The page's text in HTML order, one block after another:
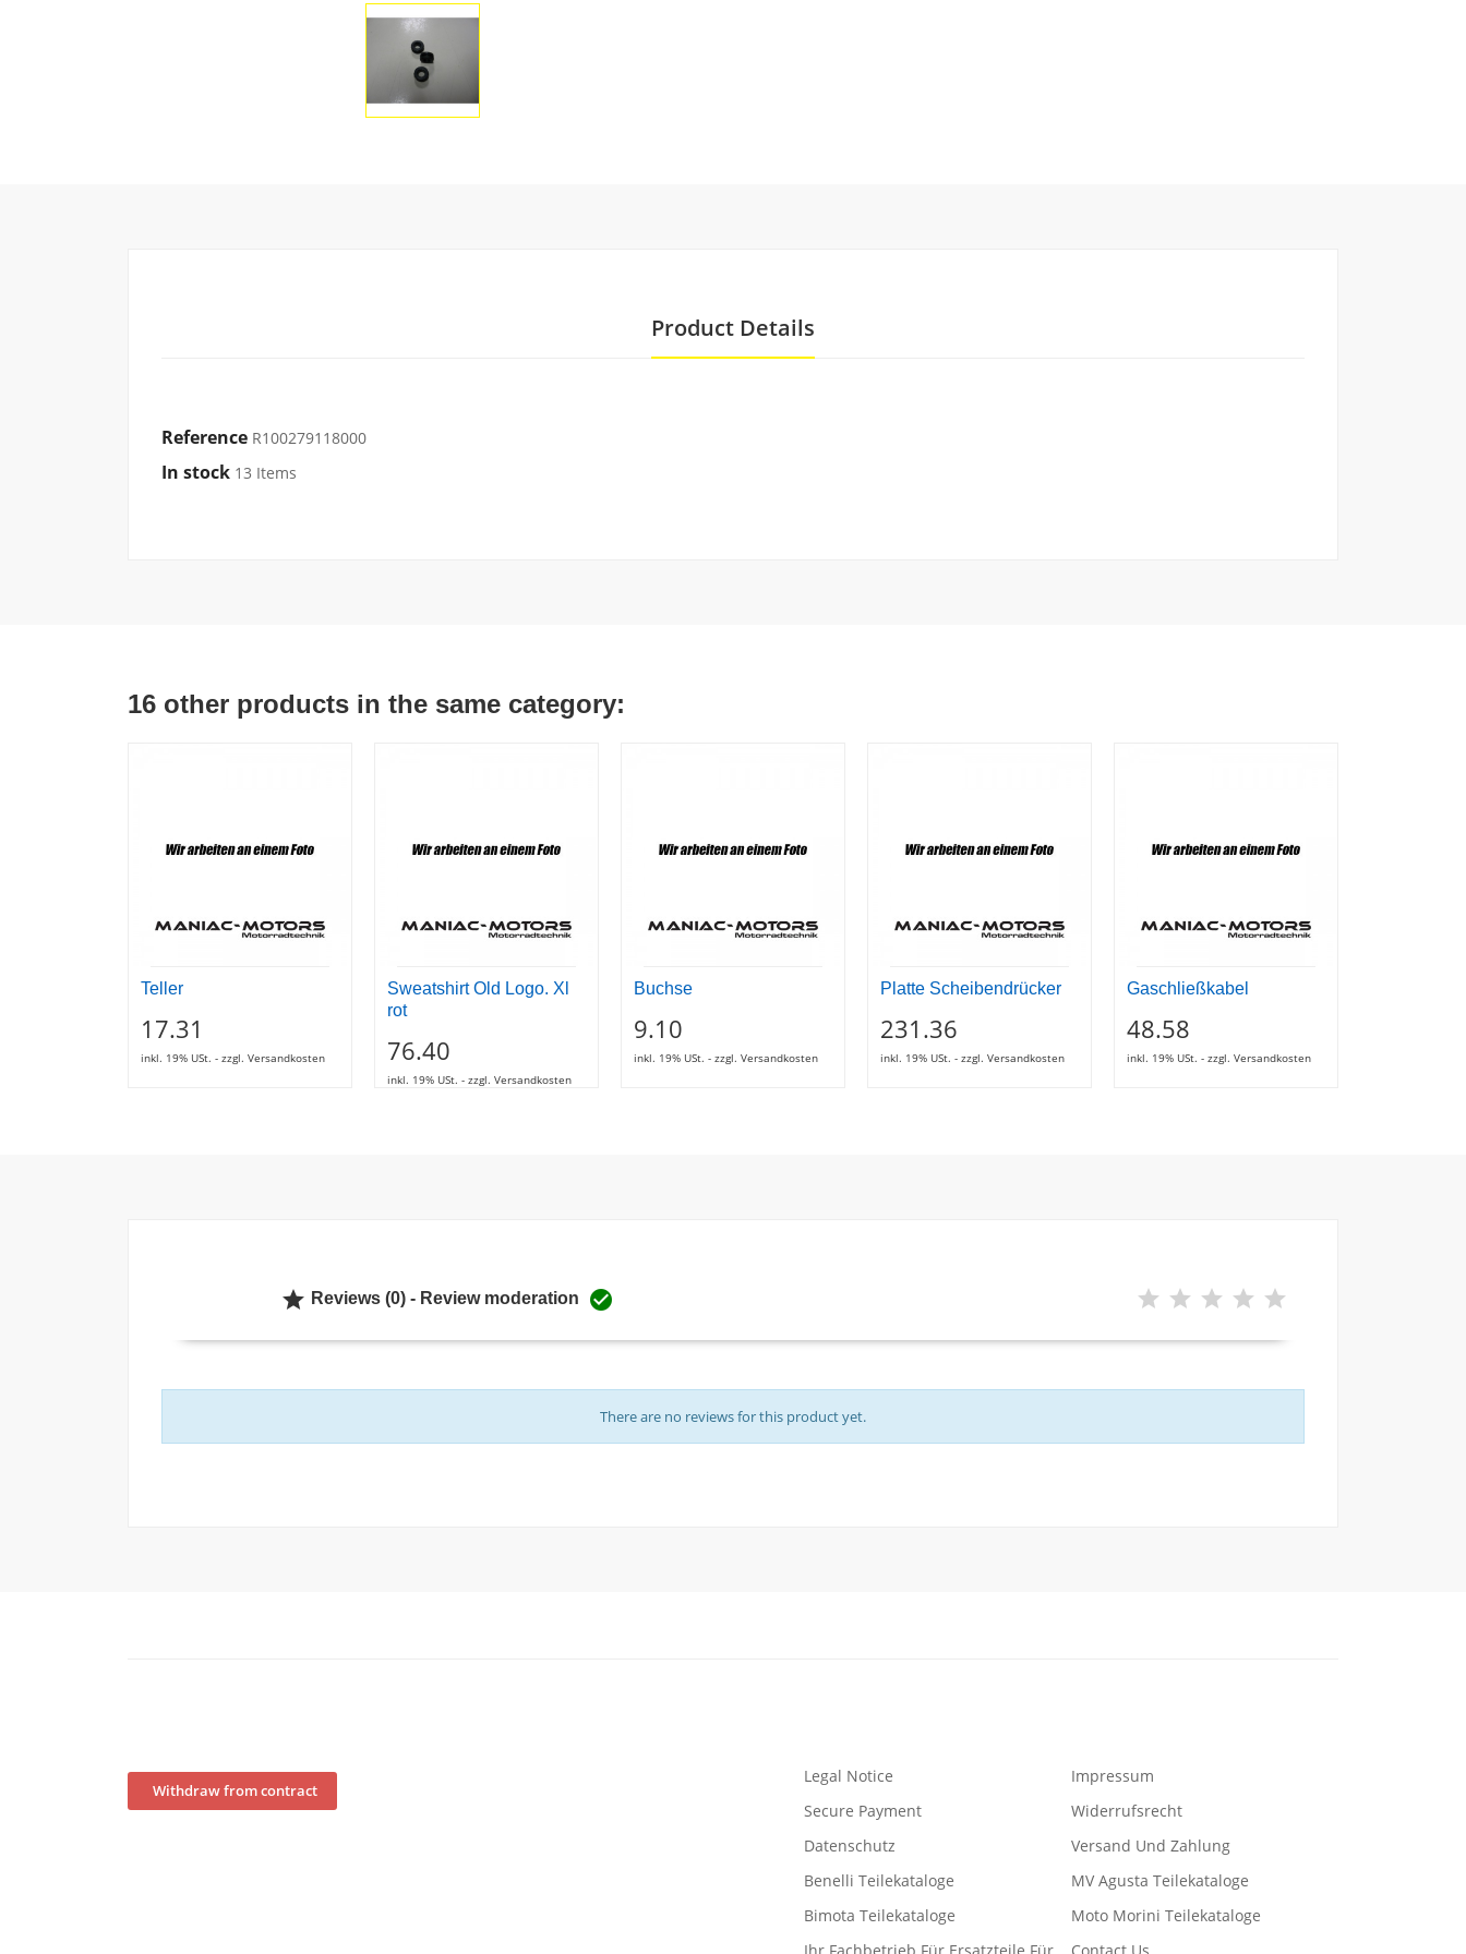
Product Details
Reference R100279118000
In stock 13 Items
16 other products in the same category:
Teller
17.31
inkl. 19% USt. - zzgl. Versandkosten
Sweatshirt Old Logo. Xl
rot
76.40
inkl. 19% USt. - zzgl. Versandkosten
Buchse
9.10
inkl. 19% USt. - zzgl. Versandkosten
Platte Scheibendrücker
231.36
inkl. 19% USt. - zzgl. Versandkosten
Gaschließkabel
48.58
inkl. 19% USt. - zzgl. Versandkosten
 Reviews (0) - Review moderation 
There are no reviews for this product yet.
Withdraw from contract
Legal Notice
Impressum
Secure Payment
Widerrufsrecht
Datenschutz
Versand Und Zahlung
Benelli Teilekataloge
MV Agusta Teilekataloge
Bimota Teilekataloge
Moto Morini Teilekataloge